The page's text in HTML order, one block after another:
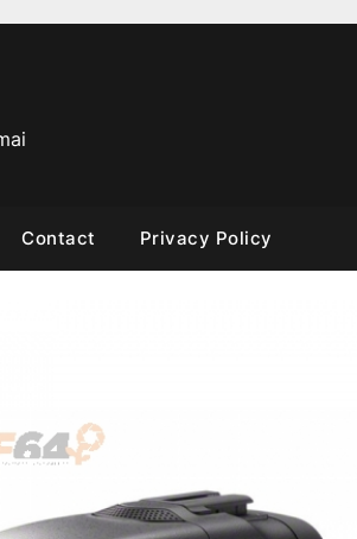
Contact Privacy Policy